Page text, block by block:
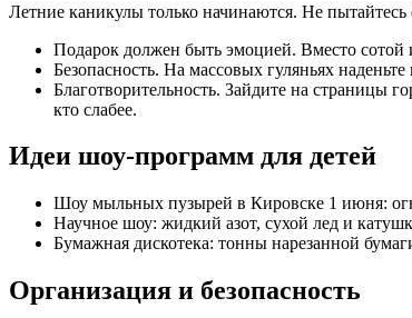
Летние каникулы только начинаются. Не пытайтесь
Подарок должен быть эмоцией. Вместо сотой
Безопасность. На массовых гуляньях
Благотворительность. Зайдите на страницы
кто слабее.
Идеи шоу-программ для детей
Шоу мыльных пузырей в Кировске 1 июня:
Научное шоу: жидкий азот, сухой лед и
Бумажная дискотека: тонны нарезанной
Организация и безопасность